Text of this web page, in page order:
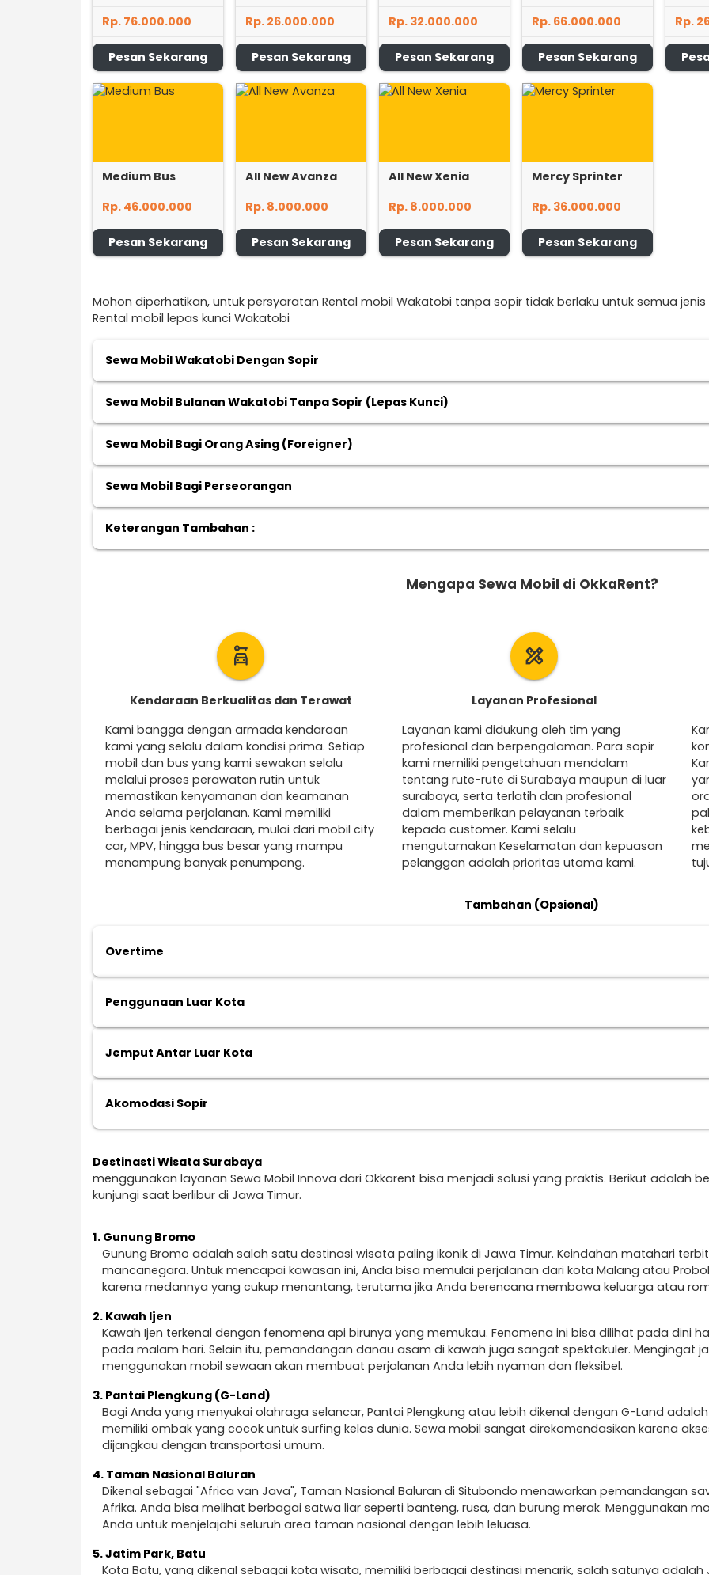
Rp. 76.000.000
Pesan Sekarang
Rp. 26.000.000
Pesan Sekarang
Rp. 32.000.000
Pesan Sekarang
Rp. 66.000.000
Pesan Sekarang
Rp.
Medium Bus
Rp. 46.000.000
Pesan Sekarang
All New Avanza
Rp. 8.000.000
Pesan Sekarang
All New Xenia
Rp. 8.000.000
Pesan Sekarang
Mercy Sprinter
Rp. 36.000.000
Pesan Sekarang
Mohon diperhatikan, untuk persyaratan Rental mobil Wakatobi tanpa sopir tidak berlaku untuk semua
Rental mobil lepas kunci Wakatobi
Sewa Mobil Wakatobi Dengan Sopir
Sewa Mobil Bulanan Wakatobi Tanpa Sopir (Lepas Kunci)
Sewa Mobil Bagi Orang Asing (Foreigner)
Sewa Mobil Bagi Perseorangan
Keterangan Tambahan :
Mengapa Sewa Mobil di OkkaRent?
car_rental
Kendaraan Berkualitas dan Terawat
Kami bangga dengan armada kendaraan
kami yang selalu dalam kondisi prima. Setiap
mobil dan bus yang kami sewakan selalu
melalui proses perawatan rutin untuk
memastikan kenyamanan dan keamanan
Anda selama perjalanan. Kami memiliki
berbagai jenis kendaraan, mulai dari mobil city
car, MPV, hingga bus besar yang mampu
menampung banyak penumpang.
design_services
Layanan Profesional
Layanan kami didukung oleh tim yang
profesional dan berpengalaman. Para sopir
kami memiliki pengetahuan mendalam
tentang rute-rute di Surabaya maupun di luar
surabaya, serta terlatih dan profesional
dalam memberikan pelayanan terbaik
kepada customer. Kami selalu
mengutamakan Keselamatan dan kepuasan
pelanggan adalah prioritas utama kami.
Tambahan (Opsional)
Overtime
Penggunaan Luar Kota
Jemput Antar Luar Kota
Akomodasi Sopir
Destinasti Wisata Surabaya
menggunakan layanan Sewa Mobil Innova dari Okkarent bisa menjadi solusi yang praktis. Berikut adalah
kunjungi saat berlibur di Jawa Timur.
1. Gunung Bromo
Gunung Bromo adalah salah satu destinasi wisata paling ikonik di Jawa Timur. Keindahan matahari
mancanegara. Untuk mencapai kawasan ini, Anda bisa memulai perjalanan dari kota Malang atau
karena medannya yang cukup menantang, terutama jika Anda berencana membawa keluarga atau
2. Kawah Ijen
Kawah Ijen terkenal dengan fenomena api birunya yang memukau. Fenomena ini bisa dilihat pada dini
pada malam hari. Selain itu, pemandangan danau asam di kawah juga sangat spektakuler. Mengingat
menggunakan mobil sewaan akan membuat perjalanan Anda lebih nyaman dan fleksibel.
3. Pantai Plengkung (G-Land)
Bagi Anda yang menyukai olahraga selancar, Pantai Plengkung atau lebih dikenal dengan G-Land
memiliki ombak yang cocok untuk surfing kelas dunia. Sewa mobil sangat direkomendasikan karena
dijangkau dengan transportasi umum.
4. Taman Nasional Baluran
Dikenal sebagai "Africa van Java", Taman Nasional Baluran di Situbondo menawarkan pemandangan
Afrika. Anda bisa melihat berbagai satwa liar seperti banteng, rusa, dan burung merak. Menggunakan
Anda untuk menjelajahi seluruh area taman nasional dengan lebih leluasa.
5.Jatim Park, Batu
Kota Batu, yang dikenal sebagai kota wisata, memiliki berbagai destinasi menarik, salah satunya